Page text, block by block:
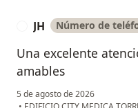
JH Número de
Una excelente
amables
5 de agosto de 2026